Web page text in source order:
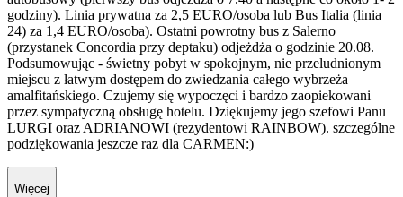
godziny). Linia prywatna za 2,5 EURO/osoba lub Bus Italia (linia
24) za 1,4 EURO/osoba). Ostatni powrotny bus z Salerno
(przystanek Concordia przy deptaku) odjeżdża o godzinie 20.08.
Podsumowując - świetny pobyt w spokojnym, nie przeludnionym
miejscu z łatwym dostępem do zwiedzania całego wybrzeża
amalfitańskiego. Czujemy się wypoczęci i bardzo zaopiekowani
przez sympatyczną obsługę hotelu. Dziękujemy jego szefowi Panu
LURGI oraz ADRIANOWI (rezydentowi RAINBOW). szczególne
podziękowania jeszcze raz dla CARMEN:)
Więcej